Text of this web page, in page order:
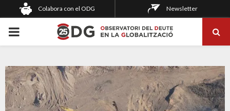
Colabora con el ODG Newsletter
PRIMARY